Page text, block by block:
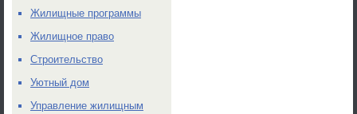
Жилищные программы
Жилищное право
Строительство
Уютный дом
Управление жилищным